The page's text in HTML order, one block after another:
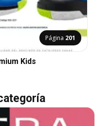
Página 201
Kids